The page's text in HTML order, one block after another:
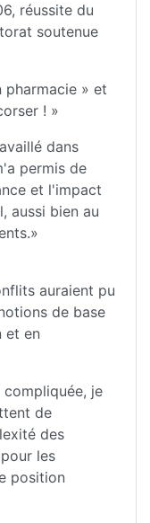
réussite du
soutenue
» et
! »
dans
permis de
et l'impact
aussi bien au
auraient pu
de base
et en
compliquée, je
de
des
les
position